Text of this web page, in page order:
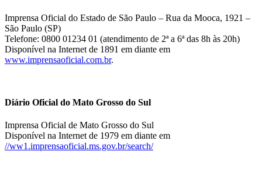
Imprensa Oficial do Estado de São Paulo – Rua da Mooca, 1921 –
São Paulo (SP)
Telefone: 0800 01234 01 (atendimento de 2ª a 6ª das 8h às 20h)
Disponível na Internet de 1891 em diante em
www.imprensaoficial.com.br.
Diário Oficial do Mato Grosso do Sul
Imprensa Oficial de Mato Grosso do Sul
Disponível na Internet de 1979 em diante em
//ww1.imprensaoficial.ms.gov.br/search/